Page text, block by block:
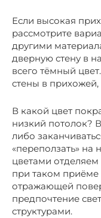
Если высокая
рассмотрите
другими
дверную стену в
всего тёмный
стены в
В какой цвет
низкий потолок?
либо
«переползать» на
цветами
при таком приёме
отражающей
предпочтение
структурами.